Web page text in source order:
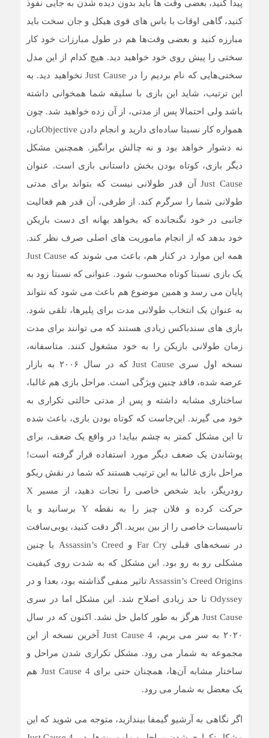
پیدا کنید، بعضی وقت ها باید بدون دیده شدن به جایی نفوذ
کنید، گاهی اوقات با باس های قوی هیکل و جان سخت باید
مبارزه کنید و بعضی وقت‌ها هم در طول مبارزات خود کار
سختی را پیش روی خود خواهید دید. هیچ کدام از این مدل
سختی‌هایی که نام بردیم را در Just Cause نخواهید دید. به
این ترتیب، شاید این بازی با سلیقه شما همخوانی داشته
باشد ولی احتمالا پس از مدتی، از آن زده خواهید شد. چون
همواره کار نسبتا ساده‌ای دارید و انجام دادن Objectiveتان،
نه دشوار خواهد بود و نه چالش برانگیز. همچنین مشکل
دیگر بازی، کوتاه بودن بخش داستانی بازی است. عنوان
Just Cause آن قدر طولانی نیست که بتواند برای مدتی
طولانی شما را سرگرم کند. از طرفی، آن قدر هم فعالیت
جانبی در خود نگنجانده که بخواهد بهانه ای دست بازیکن
خود بدهد که از انجام ماموریت های اصلی صرف نظر کند.
همه این موارد در کنار هم، باعث می شوند که Just Cause
یک بازی نسبتا کوتاه محسوب شود. عنوانی که نسبتا زود به
پایان می رسد و همین موضوع هم باعث می شود که نتواند
به عنوان یک انتخاب طولانی مدت برای پلیرها، تلقی شود.
بازی های سندباکس زیادی هستند که می توانند برای مدت
زمان طولانی بازیکن را به خود مشغول کنند. متاسفانه،
نسخه اول سری Just Cause که در سال ۲۰۰۶ به بازار
عرضه شده، فاقد چنین ویژگی است. مراحل بازی هم غالبا،
ساختاری مشابه داشته و پس از مدتی حالتی تکراری به
خود می گیرند. این‌جاست که کوتاه بودن بازی، باعث شده
تا این مشکل کمتر به چشم بیاید! در واقع یک ضعف، برای
پوشاندن یک ضعف دیگر مورد استفاده قرار گرفته است!
مراحل بازی غالبا به این ترتیب هستند که شما در نقش ریکو
رودریگز، باید شخص خاصی را نجات دهید، از مسیر X
حرکت کرده و فلان چیز را به نقطه Y برسانید و یا
تاسیسات خاصی را از بین ببرید. اگر دقت کنید، یوبی‌سافت
در نسخه‌های قبلی Far Cry و Assassin’s Creed با چنین
مشکلی رو به رو بود. این مشکل که به شدت روی کیفیت
Assassin’s Creed Origins تاثیر منفی گذاشته بود، بعدا و در
Odyssey تا حد زیادی اصلاح شد. این مشکل اما در سری
Just Cause هرگز به طور کامل حل نشد. اکنون که در سال
۲۰۲۰ به سر می بریم، Just Cause 4 آخرین نسخه از این
مجموعه به شمار می رود. مشکل تکراری شدن مراحل و
ساختار مشابه آن‌ها، همچنان حتی برای Just Cause 4 هم
یک معضل به شمار می رود.
اگر نگاهی به آرشیو گیمفا بیندازید، متوجه می شوید که این